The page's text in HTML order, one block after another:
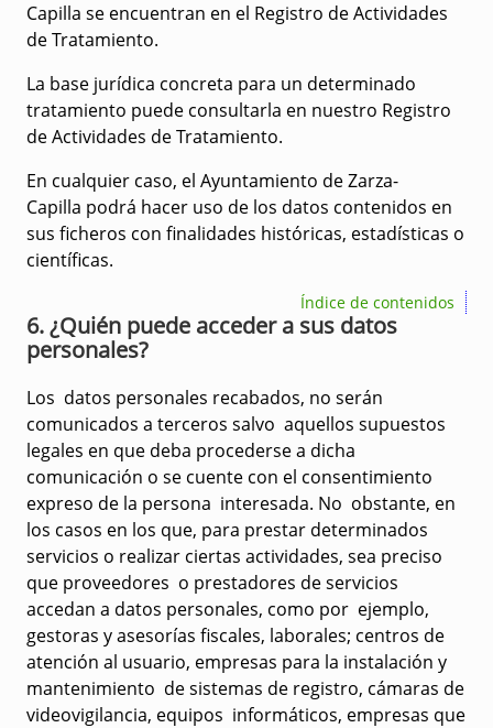
Capilla se encuentran en el Registro de Actividades
de Tratamiento.
La base jurídica concreta para un determinado
tratamiento puede consultarla en nuestro Registro
de Actividades de Tratamiento.
En cualquier caso, el Ayuntamiento de Zarza-
Capilla podrá hacer uso de los datos contenidos en
sus ficheros con finalidades históricas, estadísticas o
científicas.
Índice de contenidos
6. ¿Quién puede acceder a sus datos
personales?
Los datos personales recabados, no serán
comunicados a terceros salvo aquellos supuestos
legales en que deba procederse a dicha
comunicación o se cuente con el consentimiento
expreso de la persona interesada. No obstante, en
los casos en los que, para prestar determinados
servicios o realizar ciertas actividades, sea preciso
que proveedores o prestadores de servicios
accedan a datos personales, como por ejemplo,
gestoras y asesorías fiscales, laborales; centros de
atención al usuario, empresas para la instalación y
mantenimiento de sistemas de registro, cámaras de
videovigilancia, equipos informáticos, empresas que